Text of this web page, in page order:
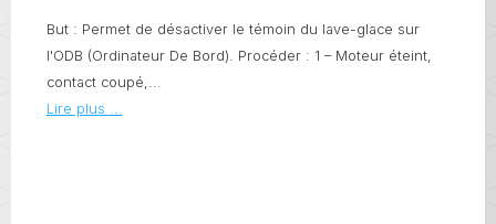
But : Permet de désactiver le témoin du lave-glace sur
l'ODB (Ordinateur De Bord). Procéder : 1 – Moteur éteint,
contact coupé,...
Lire plus ...